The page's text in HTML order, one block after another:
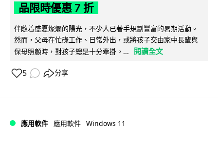
品限時優惠 7 折
伴隨着盛夏燦爛的陽光，不少人已著手規劃豐富的暑期活動。
然而，父母在忙碌工作、日常外出，或將孩子交由家中長輩與
保母照顧時，對孩子總是十分牽掛。...
閱讀全文
5 分享
應用軟件 應用軟件 Windows 11